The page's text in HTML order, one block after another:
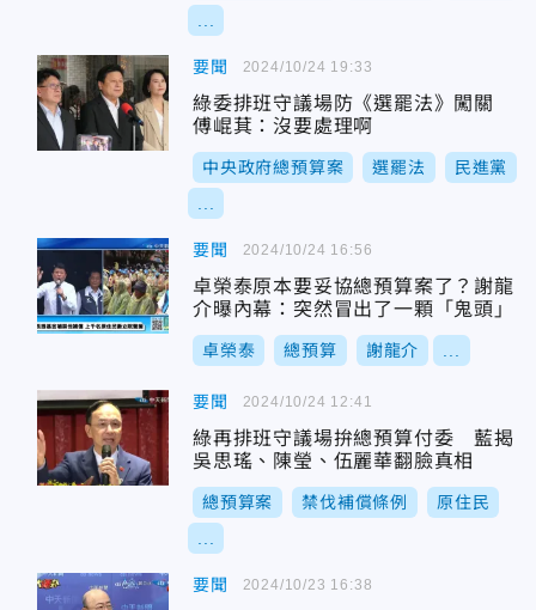
要聞
綠委排班守議場防《選罷法》闖關
傅崐萁：沒要處理啊
中央政府總預算案 選罷法 民進黨
2024/10/24 19:33
要聞
卓榮泰原本要妥協總預算案了？謝龍
介曝內幕：突然冒出了一顆「鬼頭」
卓榮泰 總預算 謝龍介
2024/10/24 16:56
要聞
綠再排班守議場拚總預算付委 藍揭
吳思瑤、陳瑩、伍麗華翻臉真相
總預算案 禁伐補償條例 原住民
2024/10/24 12:41
要聞 2024/10/23 16:38